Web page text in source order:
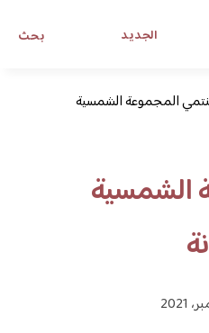
بحث الجديد
العصرية
المجموعة الشمسية
الشمسية